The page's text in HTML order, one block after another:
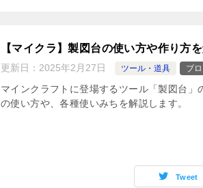
【マイクラ】製図台の使い方や作り方
更新日： 2025年2月27日 ツール・道具 ブ
マインクラフトに登場するツール「製図台
の使い方や、各種使いみちを解説します。
Tweet